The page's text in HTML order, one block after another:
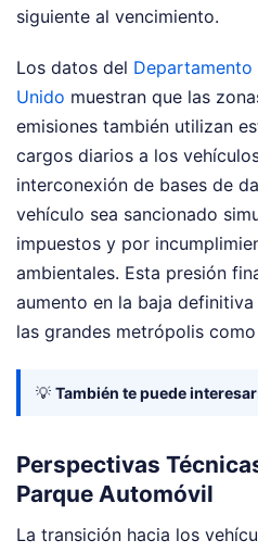
siguiente al vencimiento.
Los datos del Departamento
Unido muestran que las
emisiones también utilizan
cargos diarios a los
interconexión de bases de
vehículo sea sancionado
impuestos y por
ambientales. Esta presión
aumento en la baja
las grandes metrópolis
💡 También te puede
Perspectivas
Parque Automóvil
La transición hacia los